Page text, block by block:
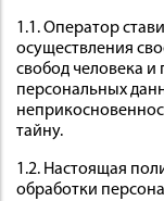
ИНСТРУМЕНТ
1.1. Оператор
осуществления
свобод человека и
персональных
тайну.
1.2. Настоящая
обработки